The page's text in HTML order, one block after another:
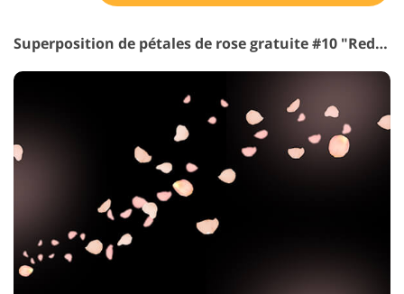
Superposition de pétales de rose gratuite #10 "Red Magic"